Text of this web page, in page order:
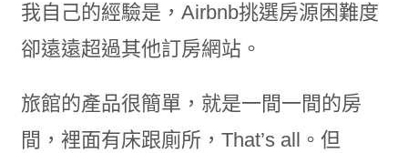
我自己的經驗是，Airbnb挑選房源困難度
卻遠遠超過其他訂房網站。
旅館的產品很簡單，就是一間一間的房
間，裡面有床跟廁所，That’s all。但